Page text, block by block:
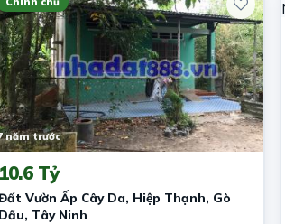
năm trước
10.6 Tỷ
Vườn Ấp Cây Da, Hiệp Thạnh, Gò
Dầu, Tây Ninh